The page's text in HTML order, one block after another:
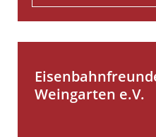
Weingarten e.V.